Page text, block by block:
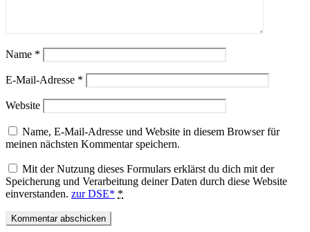
Name *
E-Mail-Adresse *
Website
Name, E-Mail-Adresse und Website in diesem Browser für
meinen nächsten Kommentar speichern.
Mit der Nutzung dieses Formulars erklärst du dich mit der
Speicherung und Verarbeitung deiner Daten durch diese Website
einverstanden. zur DSE* *